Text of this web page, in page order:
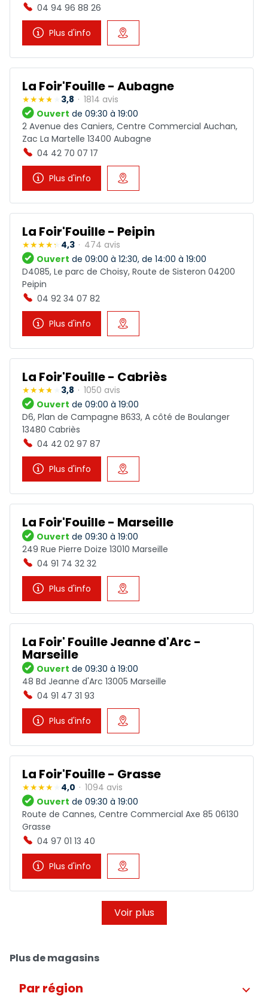
04 94 96 88 26
Plus d'info
La Foir'Fouille - Aubagne
3,8
1814 avis
Ouvert de 09:30 à 19:00
2 Avenue des Caniers, Centre Commercial Auchan,
Zac La Martelle 13400 Aubagne
04 42 70 07 17
Plus d'info
La Foir'Fouille - Peipin
4,3
474 avis
Ouvert de 09:00 à 12:30, de 14:00 à 19:00
D4085, Le parc de Choisy, Route de Sisteron 04200
Peipin
04 92 34 07 82
Plus d'info
La Foir'Fouille - Cabriès
3,8
1050 avis
Ouvert de 09:00 à 19:00
D6, Plan de Campagne B633, A côté de Boulanger
13480 Cabriès
04 42 02 97 87
Plus d'info
La Foir'Fouille - Marseille
Ouvert de 09:30 à 19:00
249 Rue Pierre Doize 13010 Marseille
04 91 74 32 32
Plus d'info
La Foir' Fouille Jeanne d'Arc -
Marseille
Ouvert de 09:30 à 19:00
48 Bd Jeanne d'Arc 13005 Marseille
04 91 47 31 93
Plus d'info
La Foir'Fouille - Grasse
4,0
1094 avis
Ouvert de 09:30 à 19:00
Route de Cannes, Centre Commercial Axe 85 06130
Grasse
04 97 01 13 40
Plus d'info
Voir plus
Plus de magasins
Par région